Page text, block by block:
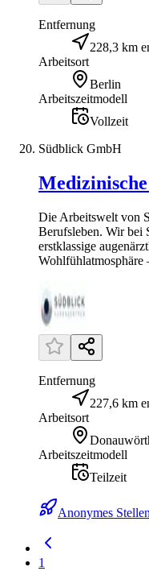
Entfernung
228,3 km
Arbeitsort
Berlin
Arbeitszeitmodell
Vollzeit
Südblick GmbH
Die Arbeitswelt von
Berufsleben. Wir bei
erstklassige
Wohlfühlatmosphäre
Entfernung
227,6 km
Arbeitsort
Arbeitszeitmodell
Teilzeit
Anonymes
1